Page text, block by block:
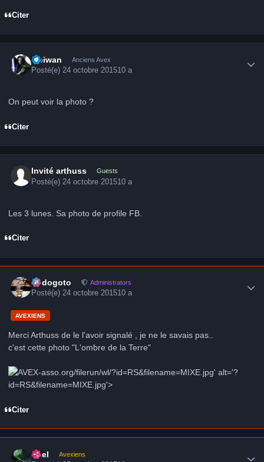
Citer
Obiwan Anciens Avex
Posté(e)24 octobre 201510 a
On peut voir la photo ?
Citer
Invité arthuss Guests
Posté(e) 24 octobre 201510 a
Les 3 lunes. Sa photo de profile FB.
Citer
frédogoto Administrators
Posté(e)24 octobre 201510 a
AVEXIENS
Merci Arthuss de le l'avoir signalé , je ne le savais pas..
c'est cette photo "L'ombre de la Terre"
-asso.org/filerun/wl/?id=RS&filename=MIXE.jpg' alt='?
id=RS&filename=MIXE.jpg'>
Citer
Axel Avexiens